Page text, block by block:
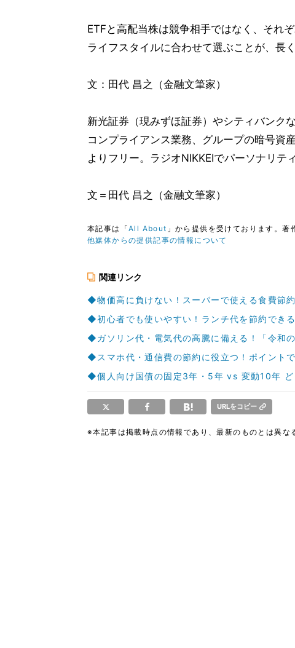
ETFと高配当株は競争相手ではなく、それ
ライフスタイルに合わせて選ぶことが、長
文：田代 昌之（金融文筆家）
新光証券（現みずほ証券）やシティバンク
コンプライアンス業務、グループの暗号資
よりフリー。ラジオNIKKEIでパーソナリテ
文＝田代 昌之（金融文筆家）
本記事は「All About 」から提供を受けております。著
他媒体からの提供記事の情報について
関連リンク
◆物価高に負けない！スーパーで使える食費節
◆初心者でも使いやすい！ランチ代を節約でき
◆ガソリン代・電気代の高騰に備える！「令和
◆スマホ代・通信費の節約に役立つ！ポイント
◆個人向け国債の固定3年・5年 vs 変動10年 ど
URLをコピー
※本記事は掲載時点の情報であり、最新のものとは異な